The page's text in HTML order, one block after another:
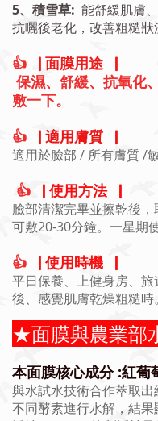
5、積雪草: 能舒緩肌膚
抗曬後老化，改善粗糙狀
👍 ▕ 面膜用途▕
保濕、舒緩、抗氧化
敷一下。
👍 ▕ 適用膚質▕
適用於臉部 / 所有膚質 /
👍 ▕ 使用方法▕
臉部清潔完畢並擦乾後
可敷20-30分鐘。一星期
👍 ▕ 使用時機▕
平日保養、上健身房、
後、感覺肌膚乾燥粗糙時。
★面膜與農業部
本面膜核心成分 :紅葡
與水試水技術合作萃取
不同酵素進行水解，結